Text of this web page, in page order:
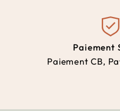
Paiement
Paiement CB,